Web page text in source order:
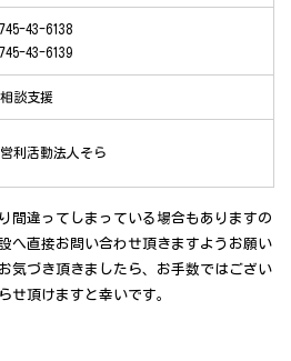
43-6138
43-6139
談支援
利活動法人そら
間違ってしまっている場合もありますの
へ直接お問い合わせ頂きますようお願い
気づき頂きましたら、お手数ではござい
せ頂けますと幸いです。